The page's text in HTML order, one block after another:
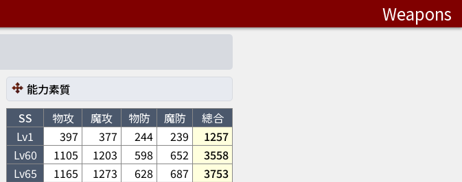
Weapons
能力素質
SS
物攻 魔攻 物防 魔防
總合
Lv1
397 377 244 239
1257
Lv60 1105 1203 598 652
3558
Lv65 1165 1273 628 687
3753